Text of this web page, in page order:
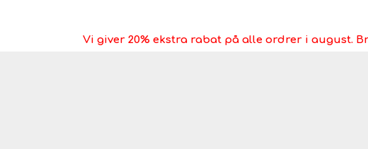
Vi giver 20% ekstra rabat på alle ordrer i august.